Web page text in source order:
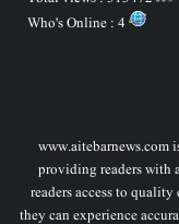
www.aitebarnews.com
providing readers with
readers access to
they can experience